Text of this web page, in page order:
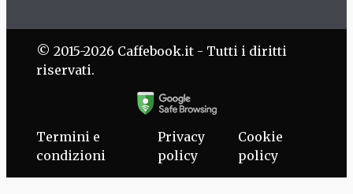
© 2015-2026 Caffebook.it - Tutti i diritti
riservati.
Termini e
condizioni
Privacy
policy
Cookie
policy